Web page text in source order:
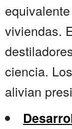
viviendas.
ciencia.
alivian